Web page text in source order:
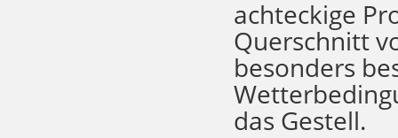
achteckige
Querschnitt
besonders
das Gestell.